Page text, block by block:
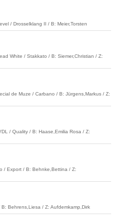
/ Drosselklang II / B: Meier,Torsten
White / Stakkato / B: Siemer,Christian / Z:
de Muze / Carbano / B: Jürgens,Markus / Z:
/ Quality / B: Haase,Emilia Rosa / Z:
/ Export / B: Behnke,Bettina / Z:
Behrens,Liesa / Z: Aufdemkamp,Dirk